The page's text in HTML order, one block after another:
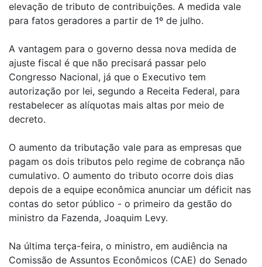
elevação de tributo de contribuições. A medida vale
para fatos geradores a partir de 1º de julho.
A vantagem para o governo dessa nova medida de
ajuste fiscal é que não precisará passar pelo
Congresso Nacional, já que o Executivo tem
autorização por lei, segundo a Receita Federal, para
restabelecer as alíquotas mais altas por meio de
decreto.
O aumento da tributação vale para as empresas que
pagam os dois tributos pelo regime de cobrança não
cumulativo. O aumento do tributo ocorre dois dias
depois de a equipe econômica anunciar um déficit nas
contas do setor público - o primeiro da gestão do
ministro da Fazenda, Joaquim Levy.
Na última terça-feira, o ministro, em audiência na
Comissão de Assuntos Econômicos (CAE) do Senado